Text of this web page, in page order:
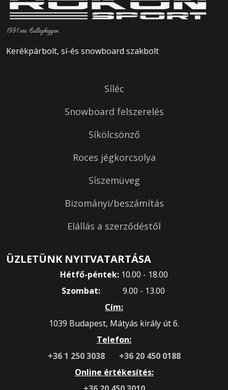
1991 óta Csillaghegyen
Kerékpárbolt, sí-és snowboard szakbolt
Síléc
Snowboard felszerelés
Síkölcsönző
Roces jégkorcsolya
Síszemüveg
Bizományi/beszámítás
Elállás a szerződéstől
ÜZLETÜNK NYITVATARTÁSA
Hétfő-péntek: 10.00 - 18.00
Szombat:
9.00 - 13.00
Cím:
1039 Budapest, Mátyás király út 6.
Telefon:
+36 1 250 3038
+36 20 450 0188
Online értékesítés: